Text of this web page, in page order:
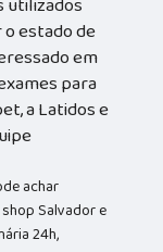
estado de
em
para
a Latidos e
achar
Salvador e
24h,